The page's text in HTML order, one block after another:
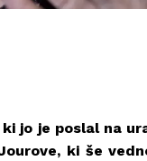
jo je poslal na
ki še